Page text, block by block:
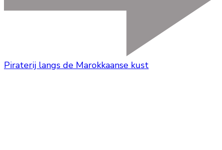
Piraterij langs de Marokkaanse kust